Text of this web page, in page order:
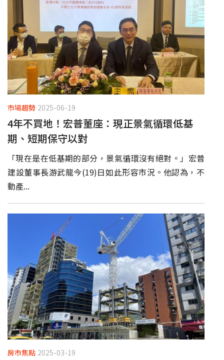
市場趨勢 2025-06-19
4年不買地！宏普董座：現正景氣循環低基
期、短期保守以對
「現在是在低基期的部分，景氣循環沒有絕對。」宏普
建設董事長游武龍今(19)日如此形容市況。他認為，不
動產...
房市焦點 2025-03-19